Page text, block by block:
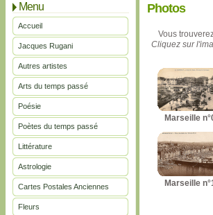
Menu
Accueil
Jacques Rugani
Autres artistes
Arts du temps passé
Poésie
Poètes du temps passé
Littérature
Astrologie
Cartes Postales Anciennes
Fleurs
Photos
Vous
Cliquez sur
Marseille
Marseille